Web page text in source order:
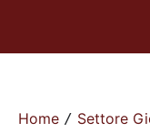
Home / Settore